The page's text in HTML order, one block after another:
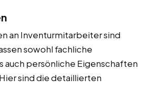
an Inventurmitarbeiter sind
sowohl fachliche
auch persönliche Eigenschaften
sind die detaillierten